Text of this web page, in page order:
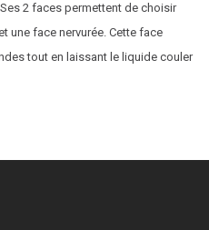
Ses 2 faces permettent de choisir
une face nervurée. Cette face
tout en laissant le liquide couler